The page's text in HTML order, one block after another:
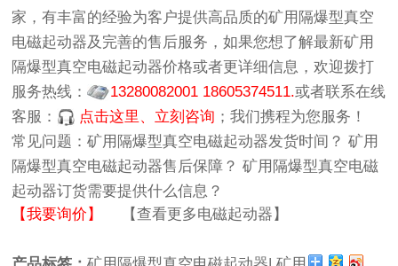
家 ，有丰富的经验为客户提供高品质的矿用隔爆型真空
电磁起动器及完善的售后服务，如果您想了解最新矿用
隔爆型真空电磁起动器价格或者更详细信息，欢迎拨打
服务热线：
13280082001 18605374511.或者联系在线
客服：
点击这里、立刻咨询 ；我们携程为您服务！
常见问题：矿用隔爆型真空电磁起动器发货时间？ 矿用
隔爆型真空电磁起动器售后保障？ 矿用隔爆型真空电磁
起动器订货需要提供什么信息？
【我要询价】
【查看更多电磁起动器】